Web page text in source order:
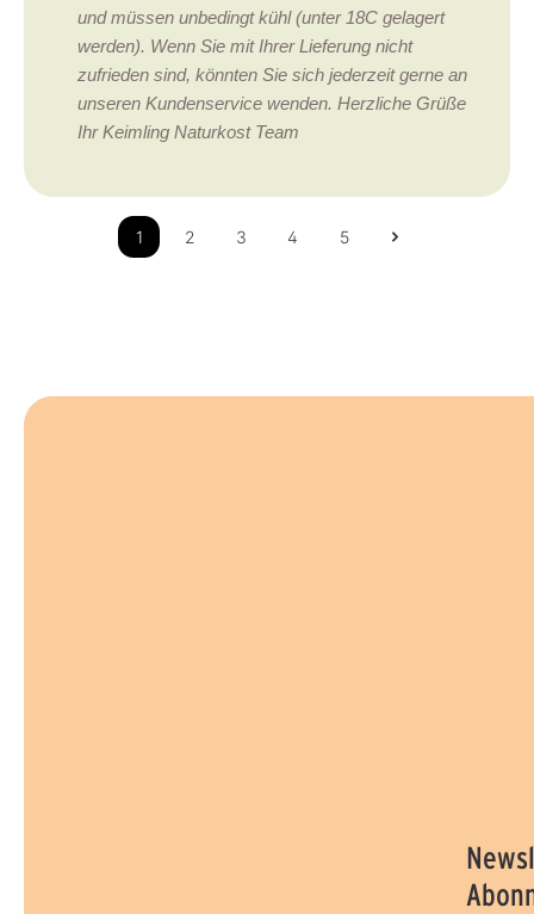
und müssen unbedingt kühl (unter 18C gelagert
werden). Wenn Sie mit Ihrer Lieferung nicht
zufrieden sind, könnten Sie sich jederzeit gerne an
unseren Kundenservice wenden. Herzliche Grüße
Ihr Keimling Naturkost Team
1 2 3 4 5